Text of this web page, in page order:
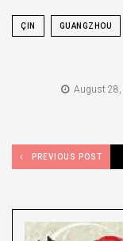
ÇIN GUANGZHOU
August 28,
PREVIOUS POST